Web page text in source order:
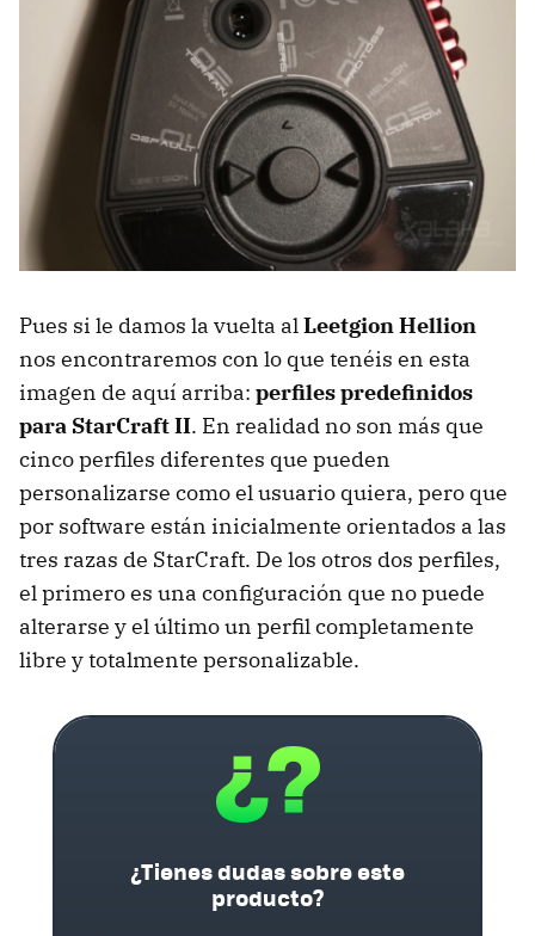
Pues si le damos la vuelta alLeetgion Hellion
nos encontraremos con lo que tenéis en esta
imagen de aquí arriba: perfiles predefinidos
para StarCraft II. En realidad no son más que
cinco perfiles diferentes que pueden
personalizarse como el usuario quiera, pero que
por software están inicialmente orientados a las
tres razas de StarCraft. De los otros dos perfiles,
el primero es una configuración que no puede
alterarse y el último un perfil completamente
libre y totalmente personalizable.
¿Tienes dudas sobre este
producto?